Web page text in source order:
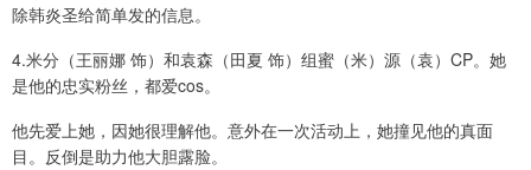
除韩炎圣给简单发的信息。
4.米分（王丽娜 饰）和袁森（田夏 饰）组蜜（米）源（袁）CP。她
是他的忠实粉丝，都爱cos。
他先爱上她，因她很理解他。意外在一次活动上，她撞见他的真面
目。反倒是助力他大胆露脸。